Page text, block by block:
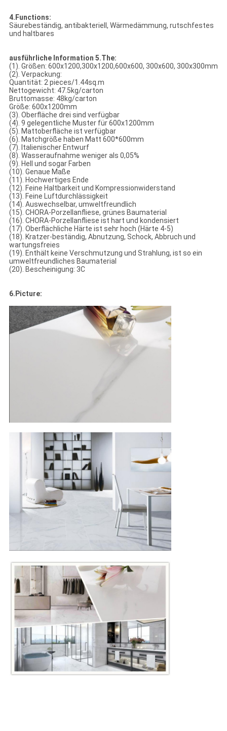
4.Functions:
Säurebeständig, antibakteriell, Wärmedämmung, rutschfestes
und haltbares
ausführliche Information 5.The:
(1). Größen: 600x1200,300x1200,600x600, 300x600, 300x300mm
(2). Verpackung:
Quantität: 2 pieces/1.44sq.m
Nettogewicht: 47.5kg/carton
Bruttomasse: 48kg/carton
Größe: 600x1200mm
(3). Oberfläche drei sind verfügbar
(4). 9 gelegentliche Muster für 600x1200mm
(5). Mattoberfläche ist verfügbar
(6). Matchgröße haben Matt 600*600mm
(7). Italienischer Entwurf
(8). Wasseraufnahme weniger als 0,05%
(9). Hell und sogar Farben
(10). Genaue Maße
(11). Hochwertiges Ende
(12). Feine Haltbarkeit und Kompressionwiderstand
(13). Feine Luftdurchlässigkeit
(14). Auswechselbar, umweltfreundlich
(15). CHORA-Porzellanfliese, grünes Baumaterial
(16). CHORA-Porzellanfliese ist hart und kondensiert
(17). Oberflächliche Härte ist sehr hoch (Härte 4-5)
(18). Kratzer-beständig, Abnutzung, Schock, Abbruch und
wartungsfreies
(19). Enthält keine Verschmutzung und Strahlung, ist so ein
umweltfreundliches Baumaterial
(20). Bescheinigung: 3C
6.Picture: